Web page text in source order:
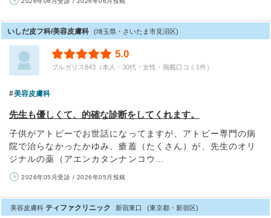
いしだ皮フ科/美容皮膚科 (埼玉県・さいたま市見沼区)
5.0
ブルガリス843（本人・30代・女性・掲載口コミ1件）
美容皮膚科
先生も優しくて、的確な診断をしてくれます。
子供がアトピーでお世話になってますが、アトピー専門の病
院で治らなかったかゆみ、瘡蓋（たくさん）が、先生のオリ
ジナルの薬（アエンカタンナンコウ…
2026年05月受診 / 2026年05月投稿
美容皮膚科 ティファクリニック 新宿東口 (東京都・新宿区)